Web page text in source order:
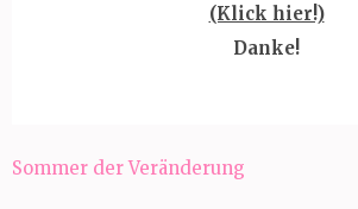
(Klick hier!)
Danke!
Beitragsnavigation
Sommer der Veränderung